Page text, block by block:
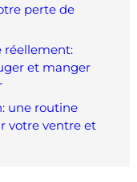
perte de
réellement:
et manger
une routine
votre ventre et